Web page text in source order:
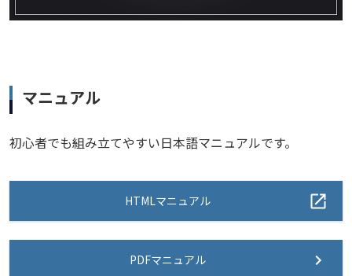
マニュアル
初心者でも組み立てやすい日本語マニュアルです。
HTMLマニュアル
PDFマニュアル